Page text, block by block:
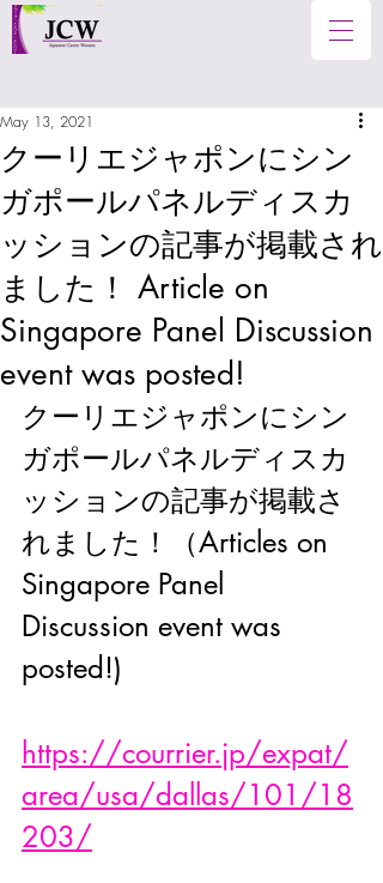
クーリエジャポンにシン
ガポールパネルディスカ
ッションの記事が掲載され
ました！ Article on
Singapore Panel Discussion
event was posted!
May 13, 2021
クーリエジャポンにシン
ガポールパネルディスカ
ッションの記事が掲載さ
れました！（Articles on
Singapore Panel
Discussion event was
posted!)
https://courrier.jp/expat/
area/usa/dallas/101/18
203/